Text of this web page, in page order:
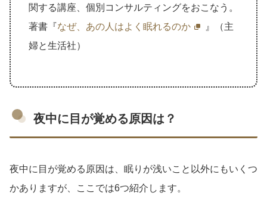
関する講座、個別コンサルティングをおこなう。
著書『 なぜ、あの人はよく眠れるのか
』（主
婦と生活社）
夜中に目が覚める原因は？
夜中に目が覚める原因は、眠りが浅いこと以外にもいくつ
かありますが、ここでは6つ紹介します。